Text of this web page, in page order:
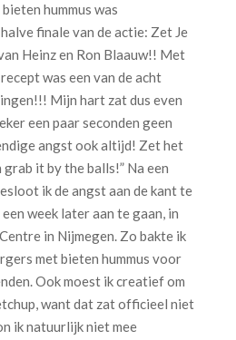
hummus was
finale van de actie: Zet Je
Heinz en Ron Blaauw!! Met
was een van de acht
Mijn hart zat dus even
een paar seconden geen
angst ook altijd! Zet het
it by the balls!” Na een
ik de angst aan de kant te
week later aan te gaan, in
in Nijmegen. Zo bakte ik
met bieten hummus voor
Ook moest ik creatief om
want dat zat officieel niet
ik natuurlijk niet mee